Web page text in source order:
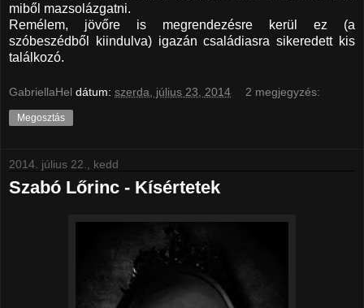
miből mazsolázgatni.
Remélem, jövőre is megrendezésre kerül ez (a
szóbeszédből kiindulva) igazán családiasra sikeredett kis
találkozó.
GabriellaHel dátum: szerda, július 23, 2014 2 megjegyzés:
Megosztás
2014. július 22., kedd
Szabó Lőrinc - Kísértetek